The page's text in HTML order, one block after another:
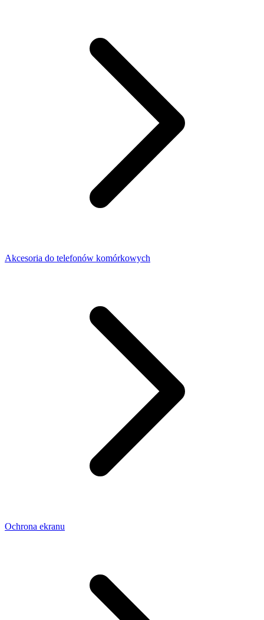
Akcesoria do telefonów komórkowych
Ochrona ekranu